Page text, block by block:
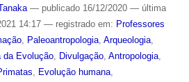
— publicado16/12/2020 — última
14:17 — registrado em: Professores
, Paleoantropologia, Arqueologia,
da Evolução, Divulgação, Antropologia,
, Evolução humana,